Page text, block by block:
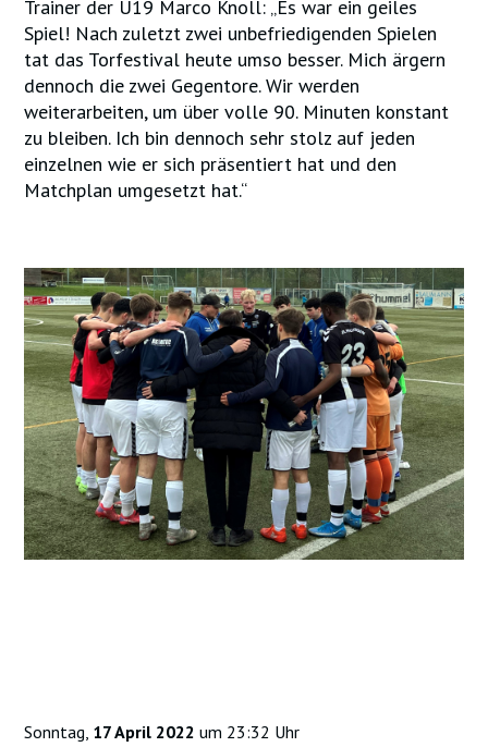
Trainer der U19 Marco Knoll: „Es war ein geiles
Spiel! Nach zuletzt zwei unbefriedigenden Spielen
tat das Torfestival heute umso besser. Mich ärgern
dennoch die zwei Gegentore. Wir werden
weiterarbeiten, um über volle 90. Minuten konstant
zu bleiben. Ich bin dennoch sehr stolz auf jeden
einzelnen wie er sich präsentiert hat und den
Matchplan umgesetzt hat.“
Sonntag, 17 April 2022 um 23:32 Uhr